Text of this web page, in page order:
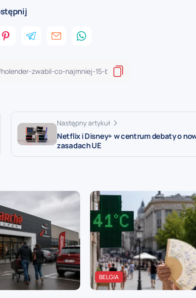
Następny artykuł
Netflix i Disney+ w centrum debaty o
zasadach UE
BELGIA